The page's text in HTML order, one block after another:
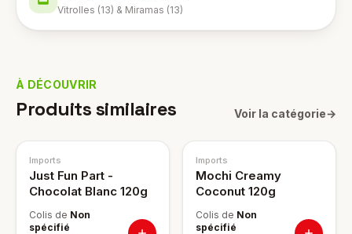
Vitrolles (13) & Miramas (13)
À DÉCOUVRIR
Produits similaires Voir la catégorie→
Imports
Just Fun Part -
Chocolat Blanc 120g
Colis de Non
spécifié
Imports
Mochi Creamy
Coconut 120g
Colis de Non
spécifié